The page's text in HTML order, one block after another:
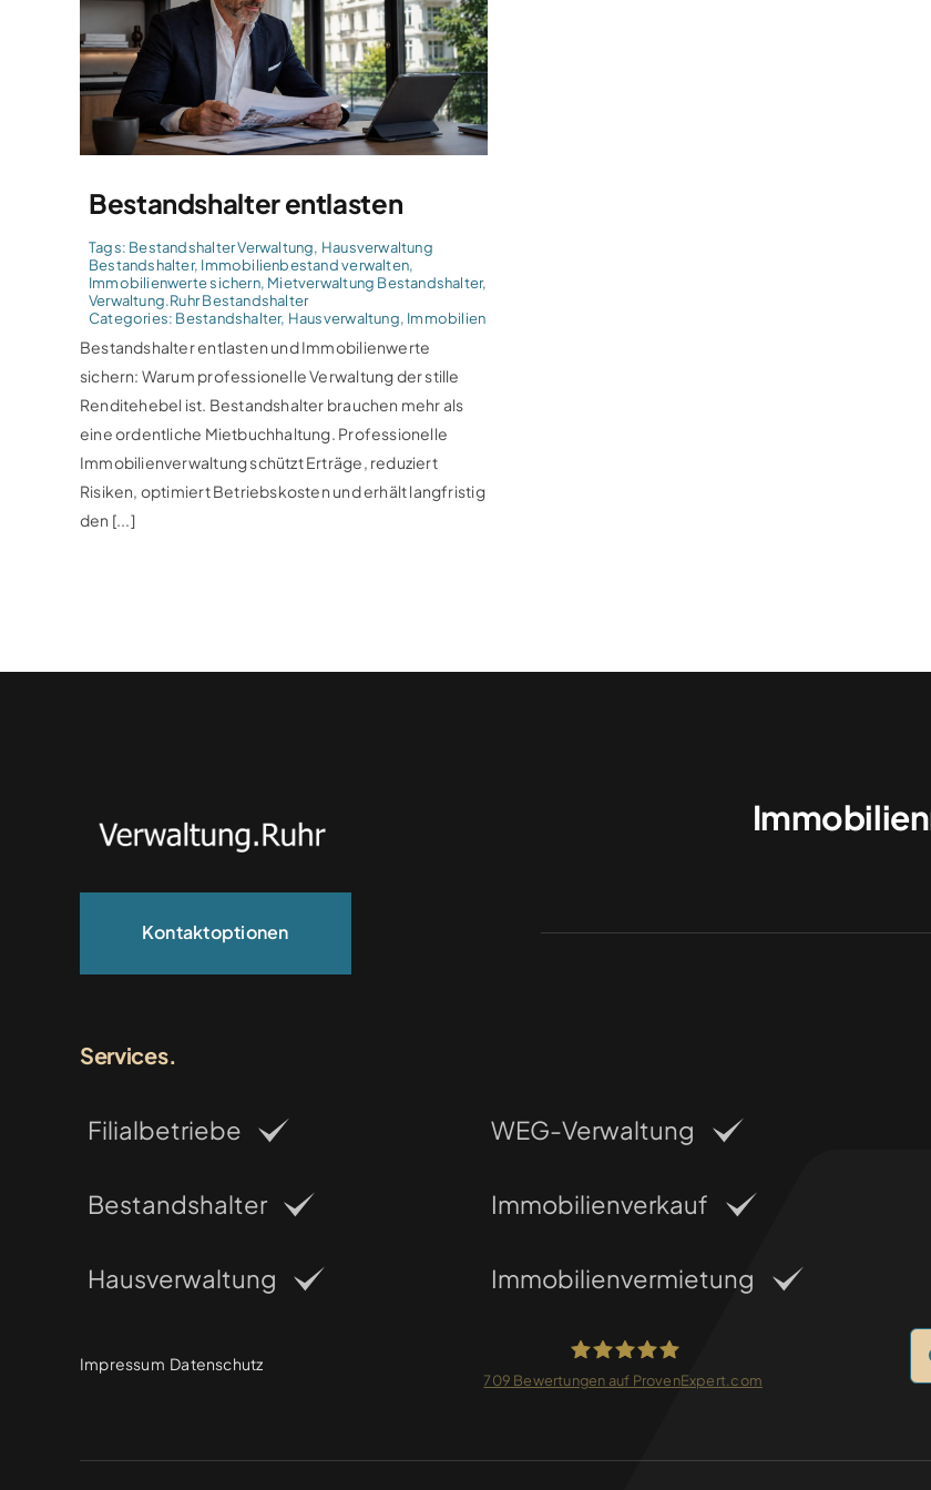
Bestandshalter entlasten
Tags: Bestandshalter Verwaltung, Hausverwaltung
Bestandshalter, Immobilienbestand verwalten,
Immobilienwerte sichern, Mietverwaltung Bestandshalter,
Verwaltung.Ruhr Bestandshalter
Categories: Bestandshalter, Hausverwaltung, Immobilien
Bestandshalter entlasten und Immobilienwerte
sichern: Warum professionelle Verwaltung der stille
Renditehebel ist. Bestandshalter brauchen mehr als
eine ordentliche Mietbuchhaltung. Professionelle
Immobilienverwaltung schützt Erträge, reduziert
Risiken, optimiert Betriebskosten und erhält langfristig
den [...]
Kontaktoptionen
Services.
Filialbetriebe
Bestandshalter
Hausverwaltung
WEG-Verwaltung
Immobilienverkauf
Immobilienvermietung
Impressum Datenschutz
709 Bewertungen auf ProvenExpert.com